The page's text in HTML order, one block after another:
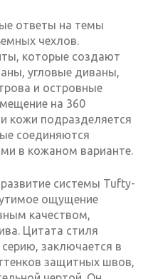
ответы на темы
чехлов.
которые создают
угловые диваны,
и островные
на 360
кожи подразделяется
соединяются
в кожаном варианте.
системы Tufty-
ощущение
качеством,
Цитата стиля
заключается в
защитных швов,